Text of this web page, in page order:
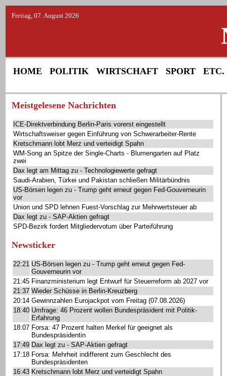
Freitag, 07. August 2026
HOME POLITIK WIRTSCHAFT SPORT ETC.
Meistgelesene Nachrichten
ICE-Direktverbindung Berlin-Paris vorerst eingestellt
Wirtschaftsweiser gegen Einführung von Schwerarbeiter-Rente
Kretschmann lobt Merz und verteidigt Spahn
WM-Song an Spitze der Single-Charts - Blumengarten auf Platz
zwei
Dax legt am Mittag zu - Technologiewerte gefragt
Saudi-Arabien, Türkei und Pakistan schließen Militärbündnis
US-Börsen legen zu - Trump geht erneut gegen Fed-Gouverneurin
vor
Union und SPD lehnen Fuest-Vorschlag zur Mehrwertsteuer ab
Dax legt zu - SAP-Aktien gefragt
SPD-Bezirk fordert Mitgliedervotum über Parteiführung
Newsticker
22:21 US-Börsen legen zu - Trump geht erneut gegen Fed-
Gouverneurin vor
21:45 Finanzministerium legt Entwurf für Steuerreform ab 2027 vor
21:37 Wieder Schüsse in Berlin-Kreuzberg
20:14 Gewinnzahlen Eurojackpot vom Freitag (07.08.2026)
18:40 Umfrage: 46 Prozent wollen Bundespräsident mit Politik-
Erfahrung
18:07 Forsa: 47 Prozent halten Merkel für geeignet als
Bundespräsidentin
17:49 Dax legt zu - SAP-Aktien gefragt
17:18 Forsa: Mehrheit indifferent zum Geschlecht des
Bundespräsidenten
16:43 Kretschmann lobt Merz und verteidigt Spahn